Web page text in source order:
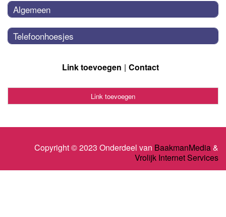
Algemeen
Telefoonhoesjes
Link toevoegen Contact
Link toevoegen
Copyright © 2023 Onderdeel van BaakmanMedia&
Vrolijk Internet Services